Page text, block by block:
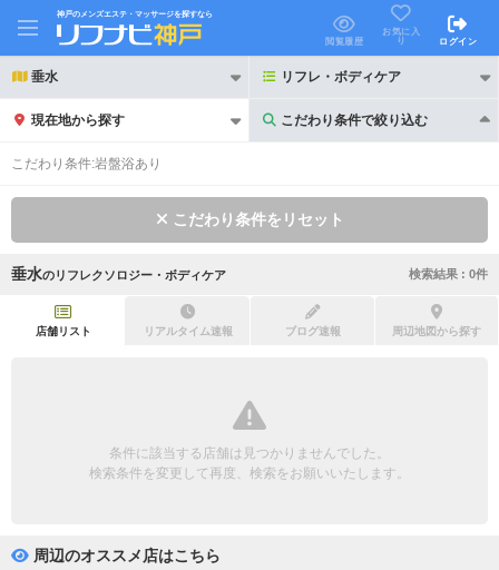
神戸のメンズエステ・マッサージを探すなら
閲覧履歴
お気に入
り
ログイン
垂水 リフレ・ボディケア
現在地から探す こだわり条件で絞り込む
こだわり条件で絞り込む
初回割引あり リピーター割引あり
団体様歓迎
ペアルームあり
こだわり条件:岩盤浴あり
こだわり条件をリセット
垂水のリフレクソロジー・ボディケア 検索結果 : 0件
店舗リスト リアルタイム速報 ブログ速報 周辺地図から探す
条件に該当する店舗は見つかりませんでした。
検索条件を変更して再度、検索をお願いいたします。
周辺のオススメ店はこちら